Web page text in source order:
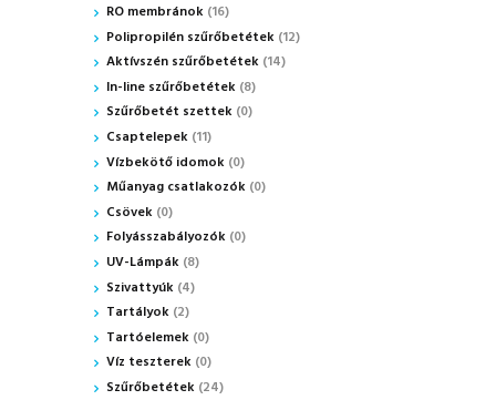
RO membránok (16)
Polipropilén szűrőbetétek (12)
Aktívszén szűrőbetétek (14)
In-line szűrőbetétek (8)
Szűrőbetét szettek (0)
Csaptelepek (11)
Vízbekötő idomok (0)
Műanyag csatlakozók (0)
Csövek (0)
Folyásszabályozók (0)
UV-Lámpák (8)
Szivattyúk (4)
Tartályok (2)
Tartóelemek (0)
Víz teszterek (0)
Szűrőbetétek (24)